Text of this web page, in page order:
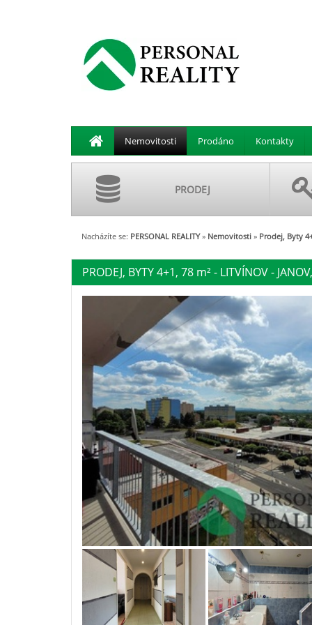
Nemovitosti Prodáno Kontakty
PRODEJ
Nacházíte se: PERSONAL REALITY » Nemovitosti » Prodej, Byty
PRODEJ, BYTY 4+1, 78 m²- LITVÍNOV -